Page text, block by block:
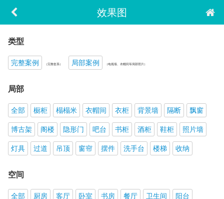
效果图
类型
完整案例 （完整套系） 局部案例 （电视墙、衣帽间等局部照片）
局部
全部 橱柜 榻榻米 衣帽间 衣柜 背景墙 隔断
飘窗
博古架
阁楼 隐形门 吧台 书柜 酒柜 鞋柜
照片墙
灯具
过道 吊顶 窗帘 摆件 洗手台 楼梯 收纳
空间
全部 厨房 客厅 卧室 书房 餐厅 卫生间
阳台